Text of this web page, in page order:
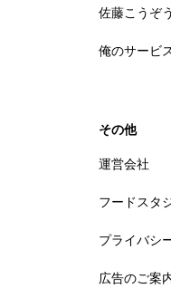
佐藤こうぞ
俺のサービ
その他
運営会社
フードスタ
プライバシ
広告のご案